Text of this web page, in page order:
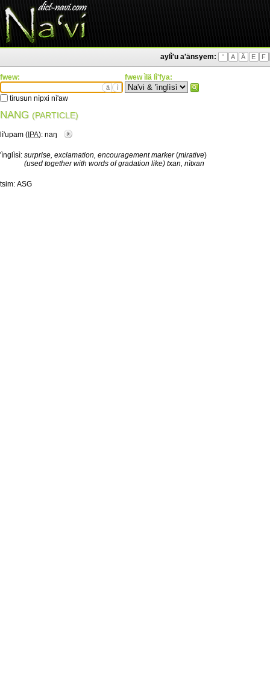
aylì'u a'änsyem: ' A Ä E F
fwew:
ä ì
tìrusun nìpxi nì'aw
fwew ìlä lì'fya:
NANG (PARTICLE)
lì'upam ( IPA): naŋ
'ìnglìsì: surprise, exclamation, encouragement marker(mirative)
(used together with words of gradation like) txan, nìtxan
tsim: ASG